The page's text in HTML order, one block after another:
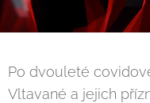
Po dvouleté
Vltavané a jejich